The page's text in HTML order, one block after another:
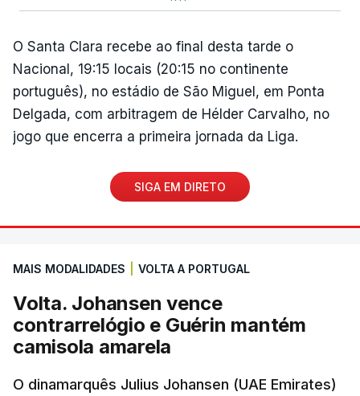
O Santa Clara recebe ao final desta tarde o
Nacional, 19:15 locais (20:15 no continente
português), no estádio de São Miguel, em Ponta
Delgada, com arbitragem de Hélder Carvalho, no
jogo que encerra a primeira jornada da Liga.
SIGA EM DIRETO
MAIS MODALIDADES VOLTA A PORTUGAL
Volta. Johansen vence
contrarrelógio e Guérin mantém
camisola amarela
O dinamarquês Julius Johansen (UAE Emirates)